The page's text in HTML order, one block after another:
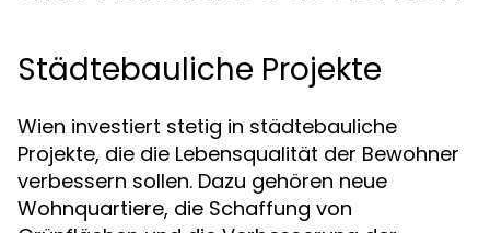
Städtebauliche Projekte
Wien investiert stetig in städtebauliche
Projekte, die die Lebensqualität der Bewohner
verbessern sollen. Dazu gehören neue
Wohnquartiere, die Schaffung von